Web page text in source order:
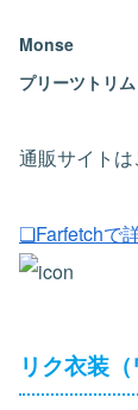
Monse
プリーツトリ
通販サイト
❏Farfetchで
リク衣装（